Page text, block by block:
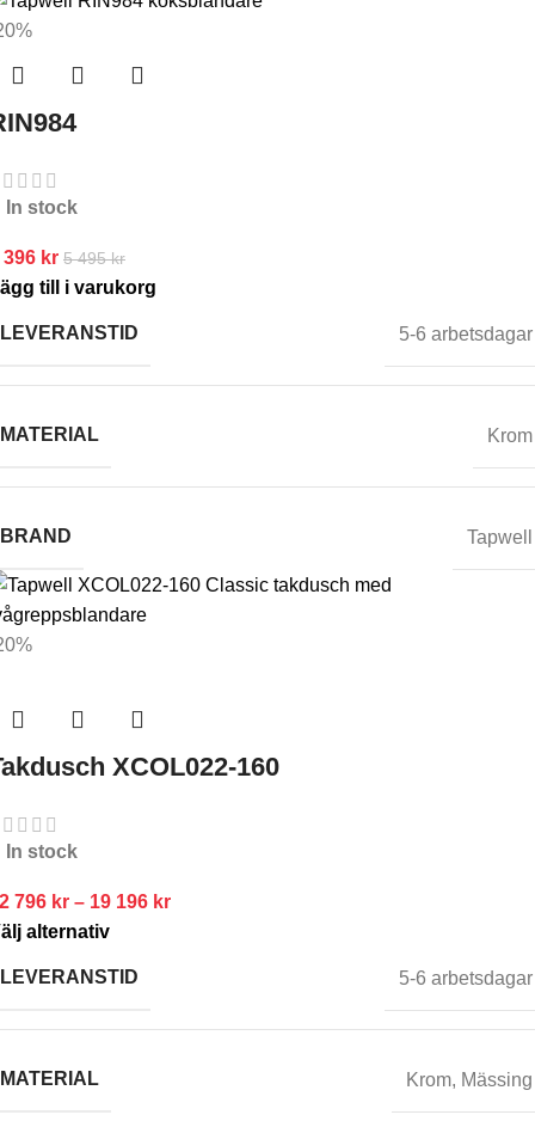
In stock
396 kr 5 495kr
till i varukorg
LEVERANSTID 5-6 arbetsdagar
MATERIAL Krom
BRAND Tapwell
XCOL022-160
In stock
796 kr – 19 196 kr
alternativ
LEVERANSTID 5-6 arbetsdagar
MATERIAL Krom, Mässing